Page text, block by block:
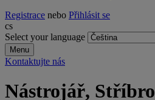
Registrace nebo Přihlásit se
cs
Select your language
Menu
Kontaktujte nás
Nástrojář, Stříbro